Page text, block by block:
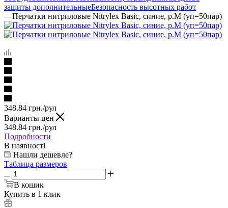
защиты дополнительныеБезопасность высотных работ
—Перчатки нитриловые Nitrylex Basic, синие, р.М (уп=50пар)
348.84 грн./рул
Варианты цен
348.84 грн./рул
Подробности
В наявності
Нашли дешевле?
Таблица размеров
В кошик
Купить в 1 клик